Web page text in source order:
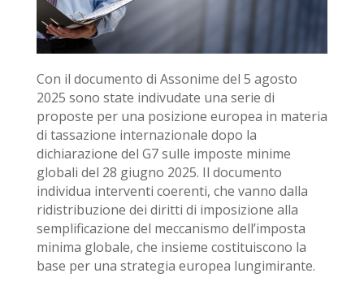
Con il documento di Assonime del 5 agosto
2025 sono state indivudate una serie di
proposte per una posizione europea in materia
di tassazione internazionale dopo la
dichiarazione del G7 sulle imposte minime
globali del 28 giugno 2025. Il documento
individua interventi coerenti, che vanno dalla
ridistribuzione dei diritti di imposizione alla
semplificazione del meccanismo dell’imposta
minima globale, che insieme costituiscono la
base per una strategia europea lungimirante.